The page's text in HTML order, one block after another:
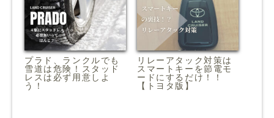
プラド、ランクルでも
雪道は危険！スタッド
レスは必ず用意しよ
う！
リレーアタック対策は
スマートキーを節電モ
ードにするだけ！！
【トヨタ版】